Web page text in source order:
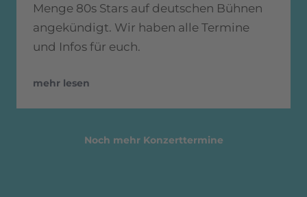
Menge 80s Stars auf deutschen Bühnen
angekündigt. Wir haben alle Termine
und Infos für euch.
mehr lesen
Noch mehr Konzerttermine